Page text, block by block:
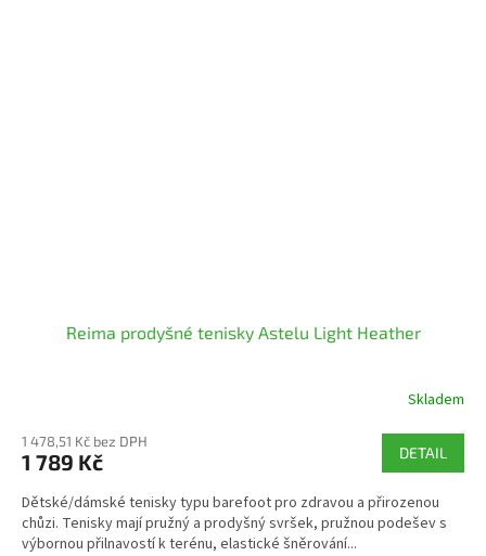
Reima prodyšné tenisky Astelu Light Heather
Skladem
1 478,51 Kč bez DPH
1 789 Kč DETAIL
Dětské/dámské tenisky typu barefoot pro zdravou a přirozenou
chůzi. Tenisky mají pružný a prodyšný svršek, pružnou podešev s
výbornou přilnavostí k terénu, elastické šněrování...